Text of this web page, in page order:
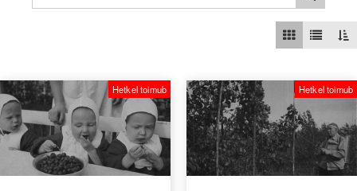
Hetkel toimub Hetkel toimub